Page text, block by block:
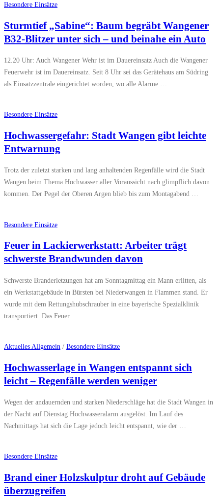
Besondere Einsätze
Sturmtief „Sabine“: Baum begräbt Wangener
B32-Blitzer unter sich – und beinahe ein Auto
12.20 Uhr: Auch Wangener Wehr ist im Dauereinsatz Auch die Wangener
Feuerwehr ist im Dauereinsatz. Seit 8 Uhr sei das Gerätehaus am Südring
als Einsatzzentrale eingerichtet worden, wo alle Alarme …
Besondere Einsätze
Hochwassergefahr: Stadt Wangen gibt leichte
Entwarnung
Trotz der zuletzt starken und lang anhaltenden Regenfälle wird die Stadt
Wangen beim Thema Hochwasser aller Voraussicht nach glimpflich davon
kommen. Der Pegel der Oberen Argen blieb bis zum Montagabend …
Besondere Einsätze
Feuer in Lackierwerkstatt: Arbeiter trägt
schwerste Brandwunden davon
Schwerste Branderletzungen hat am Sonntagmittag ein Mann erlitten, als
ein Werkstattgebäude in Bürsten bei Niederwangen in Flammen stand. Er
wurde mit dem Rettungshubschrauber in eine bayerische Spezialklinik
transportiert. Das Feuer …
Aktuelles Allgemein / Besondere Einsätze
Hochwasserlage in Wangen entspannt sich
leicht – Regenfälle werden weniger
Wegen der andauernden und starken Niederschläge hat die Stadt Wangen in
der Nacht auf Dienstag Hochwasseralarm ausgelöst. Im Lauf des
Nachmittags hat sich die Lage jedoch leicht entspannt, wie der …
Besondere Einsätze
Brand einer Holzskulptur droht auf Gebäude
überzugreifen